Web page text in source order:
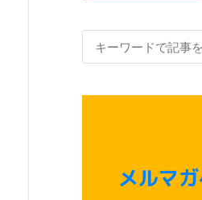
メルマ